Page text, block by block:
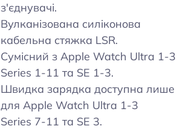
з'єднувачі.
Вулканізована силіконова
кабельна стяжка LSR.
Сумісний з Apple Watch Ultra 1-3
Series 1-11 та SE 1-3.
Швидка зарядка доступна лише
для Apple Watch Ultra 1-3
Series 7-11 та SE 3.